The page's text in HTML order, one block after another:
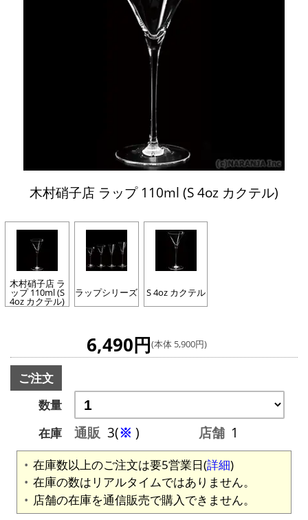
木村硝子店 ラップ 110ml (S 4oz カクテル)
木村硝子店 ラ
ップ 110ml (S
4oz カクテル)
ラップシリーズ S 4oz カクテル
6,490円(本体 5,900円)
ご注文
数量
在庫
通販 3(※ ) 店舗 1
在庫数以上のご注文は要5営業日(詳細)
在庫の数はリアルタイムではありません。
店舗の在庫を通信販売で購入できません。